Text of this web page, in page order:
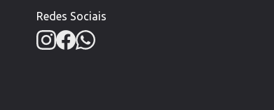
Redes Sociais